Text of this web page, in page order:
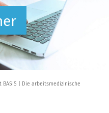
BASIS | Die arbeitsmedizinische